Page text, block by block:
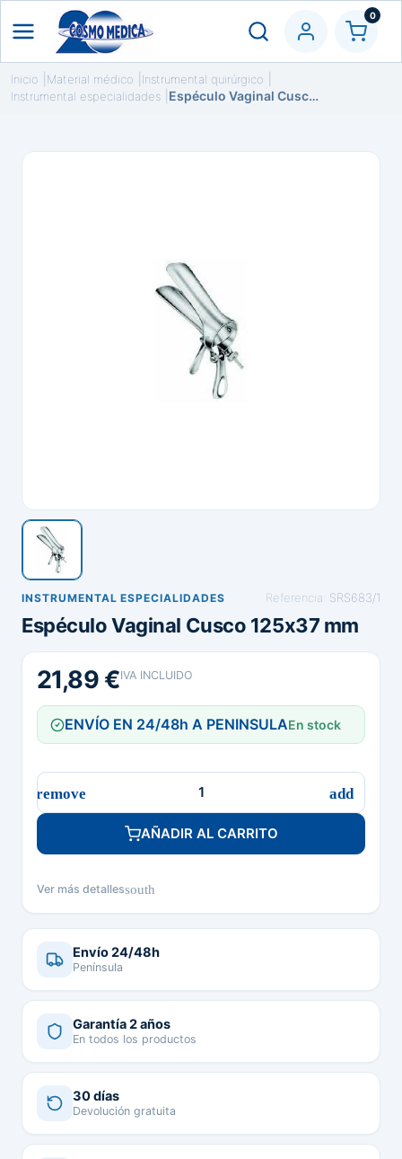
0
Inicio Material médico
Instrumental quirúrgico
Instrumental especialidades
Espéculo Vaginal Cusco 125x37 mm
INSTRUMENTAL ESPECIALIDADES Referencia: SRS683/1
Espéculo Vaginal Cusco 125x37 mm
21,89 €IVA INCLUIDO
ENVÍO EN 24/48h A PENINSULAEn stock
AÑADIR AL CARRITO
Ver más detallessouth
Envío 24/48h
Península
Garantía 2 años
En todos los productos
30 días
Devolución gratuita